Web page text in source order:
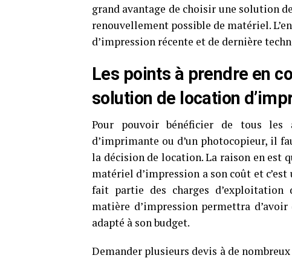
grand avantage de choisir une solution
renouvellement possible de matériel.
d’impression récente et de dernière
Les points à prendre en
solution de location
Pour pouvoir bénéficier de tous
d’imprimante ou d’un photocopieur, il
la décision de location. La raison en est
matériel d’impression a son coût et
fait partie des charges d’exploitation
matière d’impression permettra
adapté à son budget.
Demander plusieurs devis à de